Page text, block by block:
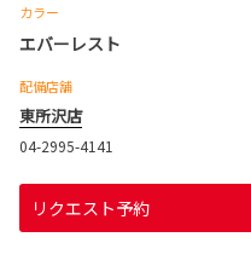
カラー
エバーレスト
配備店舗
東所沢店
04-2995-4141
リクエスト予約